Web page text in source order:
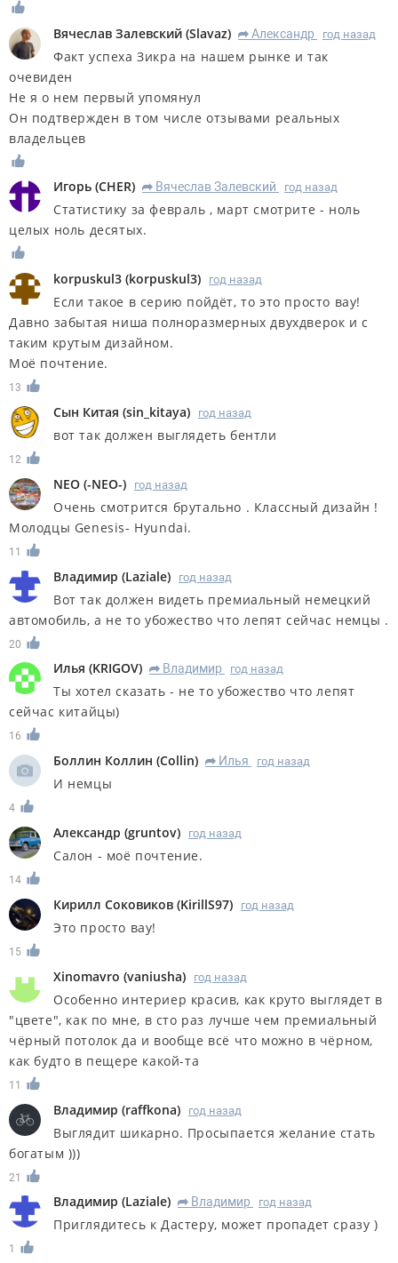
Вячеслав Залевский (Slavaz) R Александр год назад
Факт успеха Зикра на нашем рынке и так
очевиден
Не я о нем первый упомянул
Он подтвержден в том числе отзывами реальных
владельцев
Игорь (CHER) R Вячеслав Залевский год назад
Статистику за февраль , март смотрите - ноль
целых ноль десятых.
korpuskul3 (korpuskul3) год назад
Если такое в серию пойдёт, то это просто вау!
Давно забытая ниша полноразмерных двухдверок и с
таким крутым дизайном.
Моё почтение.
13
Сын Китая (sin_kitaya) год назад
вот так должен выглядеть бентли
12
NEO (-NEO-) год назад
Очень смотрится брутально . Классный дизайн !
Молодцы Genesis- Hyundai.
11
Владимир (Laziale) год назад
Вот так должен видеть премиальный немецкий
автомобиль, а не то убожество что лепят сейчас немцы .
20
Илья (KRIGOV) R Владимир год назад
Ты хотел сказать - не то убожество что лепят
сейчас китайцы)
16
Боллин Коллин (Collin) R Илья год назад
И немцы
4
Александр (gruntov) год назад
Салон - моё почтение.
14
Кирилл Соковиков (KirillS97) год назад
Это просто вау!
15
Xinomavro (vaniusha) год назад
Особенно интериер красив, как круто выглядет в
"цвете", как по мне, в сто раз лучше чем премиальный
чёрный потолок да и вообще всё что можно в чёрном,
как будто в пещере какой-та
11
Владимир (raffkona) год назад
Выглядит шикарно. Просыпается желание стать
богатым )))
21
Владимир (Laziale) R Владимир год назад
Приглядитесь к Дастеру, может пропадет сразу )
1